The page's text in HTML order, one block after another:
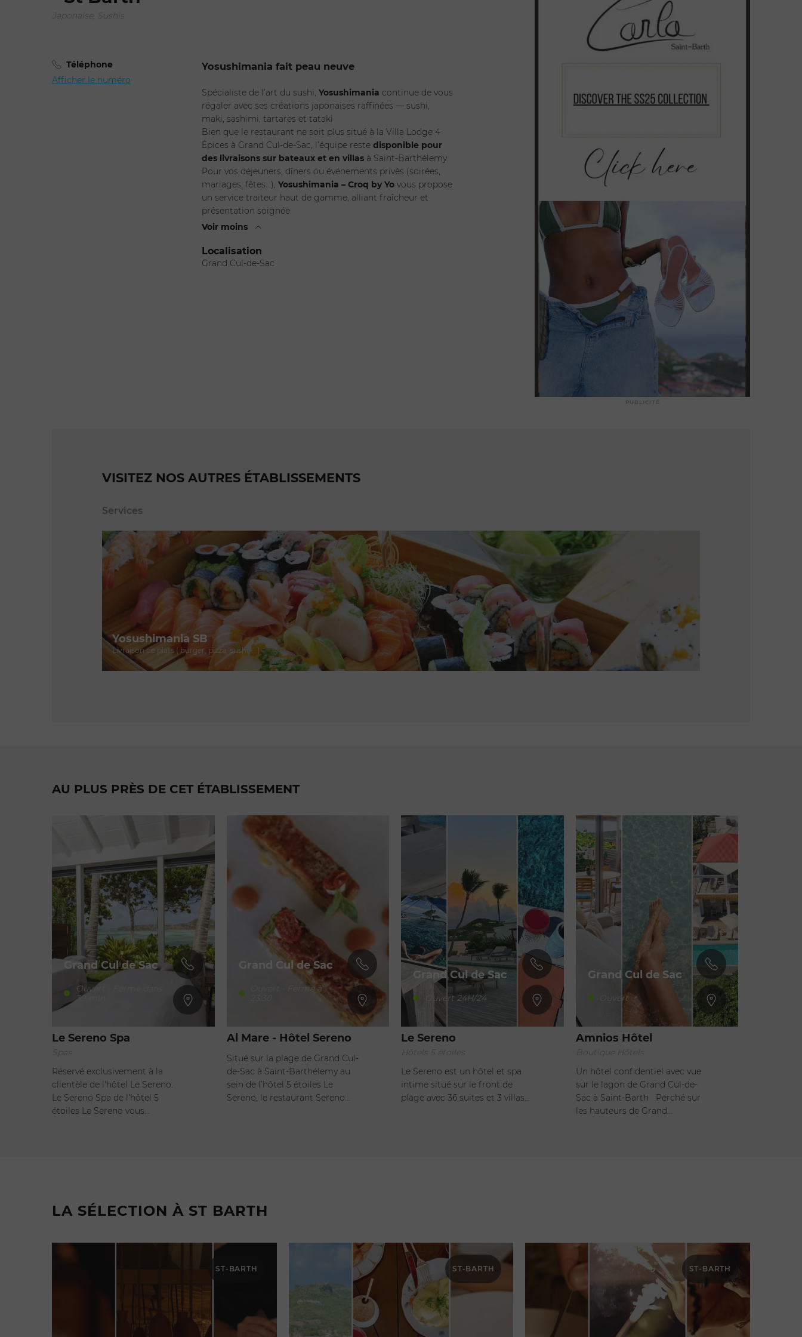
Japonaise, Sushis
Téléphone
Afficher le numéro
Yosushimania fait peau neuve
Spécialiste de l’art du sushi,Yosushimania continue de vous
régaler avec ses créations japonaises raffinées — sushi,
maki, sashimi, tartares et tataki
Bien que le restaurant ne soit plus situé à la Villa Lodge 4
Épices à Grand Cul-de-Sac, l’équipe restedisponible pour
des livraisons sur bateaux et en villas à Saint-Barthélemy.
Pour vos déjeuners, dîners ou événements privés (soirées,
mariages, fêtes…),Yosushimania – Croq by Yo vous propose
un service traiteur haut de gamme, alliant fraîcheur et
présentation soignée.
Voir moins
Localisation
Grand Cul-de-Sac
PUBLICITÉ
VISITEZ NOS AUTRES ÉTABLISSEMENTS
Services
Yosushimania SB
Livraison de plats ( burger, pizza, sushi, ...)
AU PLUS PRÈS DE CET ÉTABLISSEMENT
Grand Cul de Sac
Ouvert - Ferme dans
39 min
Le Sereno Spa
Spas
Réservé exclusivement à la
clientèle de l'hôtel Le Sereno.
Le Sereno Spa de l’hôtel 5
étoiles Le Sereno vous…
Grand Cul de Sac
Ouvert - Ferme à
Al Mare - Hôtel Sereno
Situé sur la plage de Grand Cul-
de-Sac à Saint-Barthélemy au
sein de l’hôtel 5 étoiles Le
Sereno, le restaurant Sereno…
Grand Cul de Sac
Ouvert 24H/24
Le Sereno
Hôtels 5 étoiles
Le Sereno est un hôtel et spa
intime situé sur le front de
plage avec 36 suites et 3 villas…
Grand Cul de Sac
Ouvert
Amnios Hôtel
Boutique Hôtels
Un hôtel confidentiel avec vue
sur le lagon de Grand Cul-de-
Sac à Saint-Barth Perché sur
les hauteurs de Grand…
LA SÉLECTION À ST BARTH
ST-BARTH ST-BARTH ST-BARTH
Choisissez une date